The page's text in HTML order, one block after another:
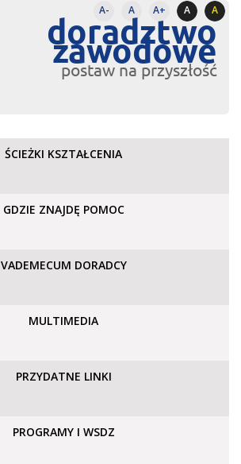
A- A A+ A A
doradztwo
zawodowe
postaw na przyszłość
ŚCIEŻKI KSZTAŁCENIA
GDZIE ZNAJDĘ POMOC
VADEMECUM DORADCY
MULTIMEDIA
PRZYDATNE LINKI
PROGRAMY I WSDZ